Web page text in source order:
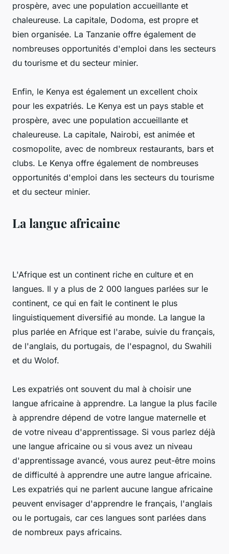
prospère, avec une population accueillante et
chaleureuse. La capitale, Dodoma, est propre et
bien organisée. La Tanzanie offre également de
nombreuses opportunités d'emploi dans les secteurs
du tourisme et du secteur minier.
Enfin, le Kenya est également un excellent choix
pour les expatriés. Le Kenya est un pays stable et
prospère, avec une population accueillante et
chaleureuse. La capitale, Nairobi, est animée et
cosmopolite, avec de nombreux restaurants, bars et
clubs. Le Kenya offre également de nombreuses
opportunités d'emploi dans les secteurs du tourisme
et du secteur minier.
La langue africaine
L'Afrique est un continent riche en culture et en
langues. Il y a plus de 2 000 langues parlées sur le
continent, ce qui en fait le continent le plus
linguistiquement diversifié au monde. La langue la
plus parlée en Afrique est l'arabe, suivie du français,
de l'anglais, du portugais, de l'espagnol, du Swahili
et du Wolof.
Les expatriés ont souvent du mal à choisir une
langue africaine à apprendre. La langue la plus facile
à apprendre dépend de votre langue maternelle et
de votre niveau d'apprentissage. Si vous parlez déjà
une langue africaine ou si vous avez un niveau
d'apprentissage avancé, vous aurez peut-être moins
de difficulté à apprendre une autre langue africaine.
Les expatriés qui ne parlent aucune langue africaine
peuvent envisager d'apprendre le français, l'anglais
ou le portugais, car ces langues sont parlées dans
de nombreux pays africains.